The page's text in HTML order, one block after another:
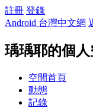
註冊 登錄
Android 台灣中文網
瑀瑀耶的個人
空間首頁
動態
記錄